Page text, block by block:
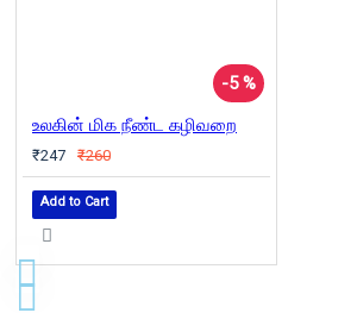
-5 %
உலகின் மிக நீண்ட கழிவறை
₹247 ₹260
Add to Cart